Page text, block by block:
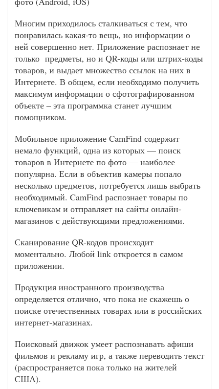
Многим приходилось сталкиваться с тем, что
понравилась какая-то вещь, но информации о
ней совершенно нет. Приложение распознает не
только предметы, но и QR-коды или штрих-коды
товаров, и выдает множество ссылок на них в
Интернете. В общем, если необходимо получить
максимум информации о сфотографированном
объекте – эта программка станет лучшим
помощником.
Мобильное приложение CamFind содержит
немало функций, одна из которых — поиск
товаров в Интернете по фото — наиболее
популярна. Если в объектив камеры попало
несколько предметов, потребуется лишь выбрать
необходимый. CamFind распознает товары по
ключевикам и отправляет на сайты онлайн-
магазинов с действующими предложениями.
Сканирование QR-кодов происходит
моментально. Любой link откроется в самом
приложении.
Продукция иностранного производства
определяется отлично, что пока не скажешь о
поиске отечественных товарах или в российских
интернет-магазинах.
Поисковый движок умеет распознавать афиши
фильмов и рекламу игр, а также переводить текст
(распространяется пока только на жителей
США).